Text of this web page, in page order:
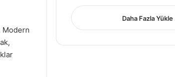
Modern
Daha Fazla Yükle